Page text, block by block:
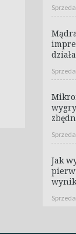
Jak